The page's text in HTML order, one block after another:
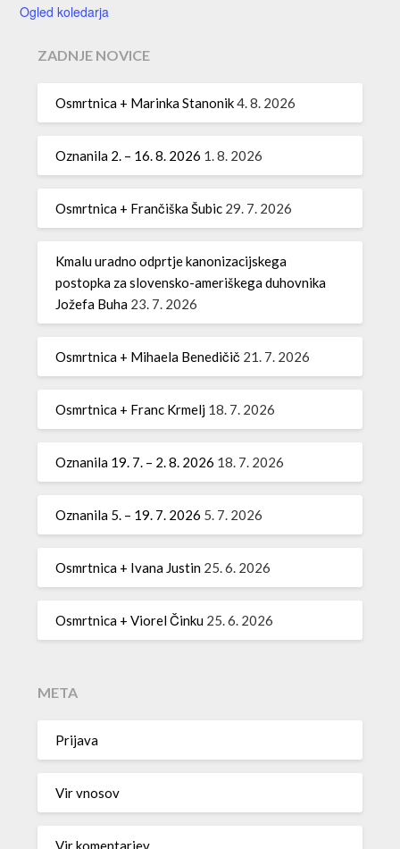
Ogled koledarja
ZADNJE NOVICE
Osmrtnica + Marinka Stanonik4. 8. 2026
Oznanila 2. – 16. 8. 2026 1. 8. 2026
Osmrtnica + Frančiška Šubic 29. 7. 2026
Kmalu uradno odprtje kanonizacijskega
postopka za slovensko-ameriškega duhovnika
Jožefa Buha 23. 7. 2026
Osmrtnica + Mihaela Benedičič 21. 7. 2026
Osmrtnica + Franc Krmelj 18. 7. 2026
Oznanila 19. 7. – 2. 8. 2026 18. 7. 2026
Oznanila 5. – 19. 7. 2026 5. 7. 2026
Osmrtnica + Ivana Justin 25. 6. 2026
Osmrtnica + Viorel Činku 25. 6. 2026
META
Prijava
Vir vnosov
Vir komentarjev